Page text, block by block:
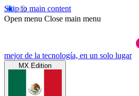
Skip to main content
Open menu Close main menu
mejor de la tecnología, en un solo lugar
MX Edition